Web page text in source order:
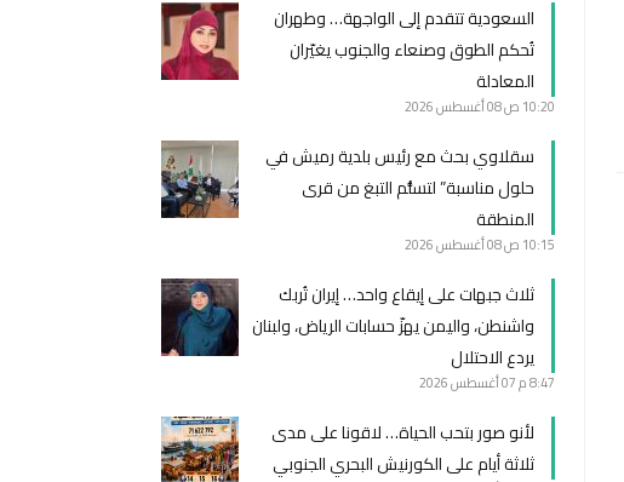
السعودية تتقدم إلى الواجهة… وطهران
تُحكم الطوق وصنعاء والجنوب يغيّران
المعادلة
10:20 ص 08 أغسطس 2026
سقلاوي بحث مع رئيس بلدية رميش في
حلول مناسبة” لتسلُّم التبغ من قرى
المنطقة
10:15 ص 08 أغسطس 2026
ثلاث جبهات على إيقاع واحد… إيران تُربك
واشنطن، واليمن يهزّ حسابات الرياض، ولبنان
يردع الاحتلال
8:47 م 07 أغسطس 2026
لأنو صور بتحب الحياة… لاقونا على مدى
ثلاثة أيام على الكورنيش البحري الجنوبي